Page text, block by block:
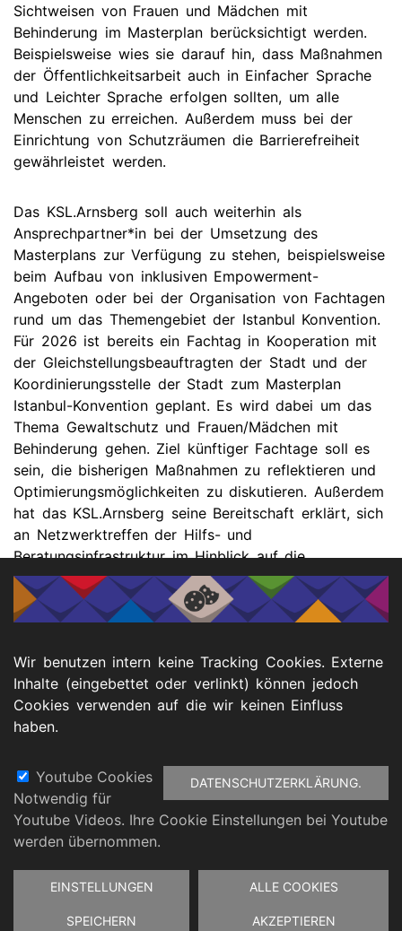
Sichtweisen von Frauen und Mädchen mit
Behinderung im Masterplan berücksichtigt werden.
Beispielsweise wies sie darauf hin, dass Maßnahmen
der Öffentlichkeitsarbeit auch in Einfacher Sprache
und Leichter Sprache erfolgen sollten, um alle
Menschen zu erreichen. Außerdem muss bei der
Einrichtung von Schutzräumen die Barrierefreiheit
gewährleistet werden.
Das KSL.Arnsberg soll auch weiterhin als
Ansprechpartner*in bei der Umsetzung des
Masterplans zur Verfügung zu stehen, beispielsweise
beim Aufbau von inklusiven Empowerment-
Angeboten oder bei der Organisation von Fachtagen
rund um das Themengebiet der Istanbul Konvention.
Für 2026 ist bereits ein Fachtag in Kooperation mit
der Gleichstellungsbeauftragten der Stadt und der
Koordinierungsstelle der Stadt zum Masterplan
Istanbul-Konvention geplant. Es wird dabei um das
Thema Gewaltschutz und Frauen/Mädchen mit
Behinderung gehen. Ziel künftiger Fachtage soll es
sein, die bisherigen Maßnahmen zu reflektieren und
Optimierungsmöglichkeiten zu diskutieren. Außerdem
hat das KSL.Arnsberg seine Bereitschaft erklärt, sich
an Netzwerktreffen der Hilfs- und
Beratungsinfrastruktur im Hinblick auf die
Barrierefreiheit zu beteiligen.
Mehr zum Thema und zum Prozess des Masterplans
zum Masterplan Istanbul-Konvention.
Bild: Stadt Dortmund/Anna Schulz
FußbereichBarrierefreiheitserklärung
Wir benutzen intern keine Tracking Cookies. Externe
Inhalte (eingebettet oder verlinkt) können jedoch
Cookies verwenden auf die wir keinen Einfluss
haben.
DATENSCHUTZERKLÄRUNG.
Youtube Cookies
Notwendig für
Youtube Videos. Ihre Cookie Einstellungen bei Youtube
werden übernommen.
EINSTELLUNGEN
SPEICHERN
ALLE COOKIES
AKZEPTIEREN
Zustimmung
zurückziehen